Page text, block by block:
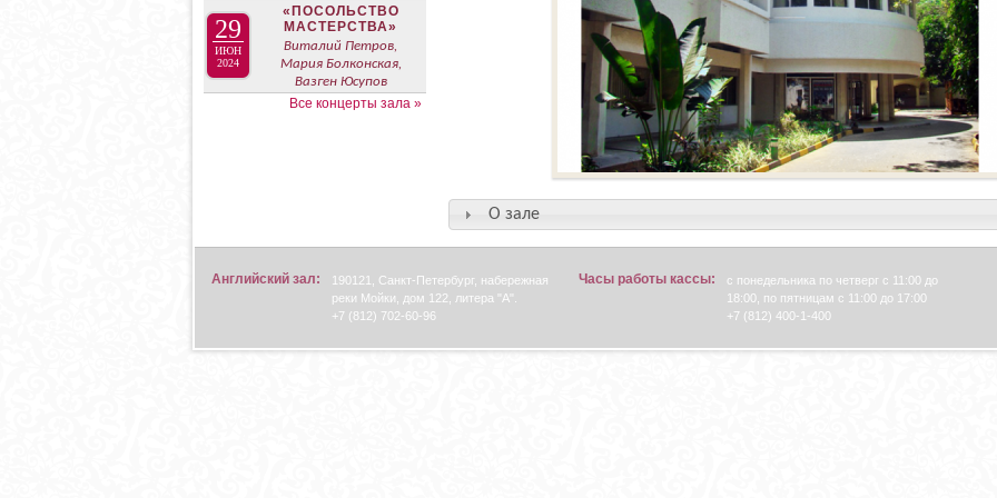
О зале
29
ИЮН
2024
«ПОСОЛЬСТВО
МАСТЕРСТВА»
Виталий Петров,
Мария Болконская,
Вазген Юсупов
Все концерты зала »
Английский зал:
190121, Санкт-Петербург, набережная
реки Мойки, дом 122, литера "А".
+7 (812) 702-60-96
Часы работы кассы:
с понедельника по четверг с 11:00 до
18:00, по пятницам с 11:00 до 17:00
+7 (812) 400-1-400